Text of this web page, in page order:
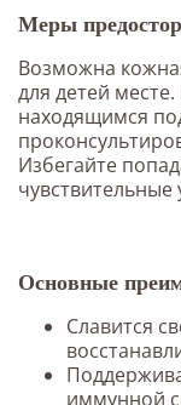
Меры
Возможна
для детей
находящимся
Избегайте
чувствительные
Основные
Славится
иммунной